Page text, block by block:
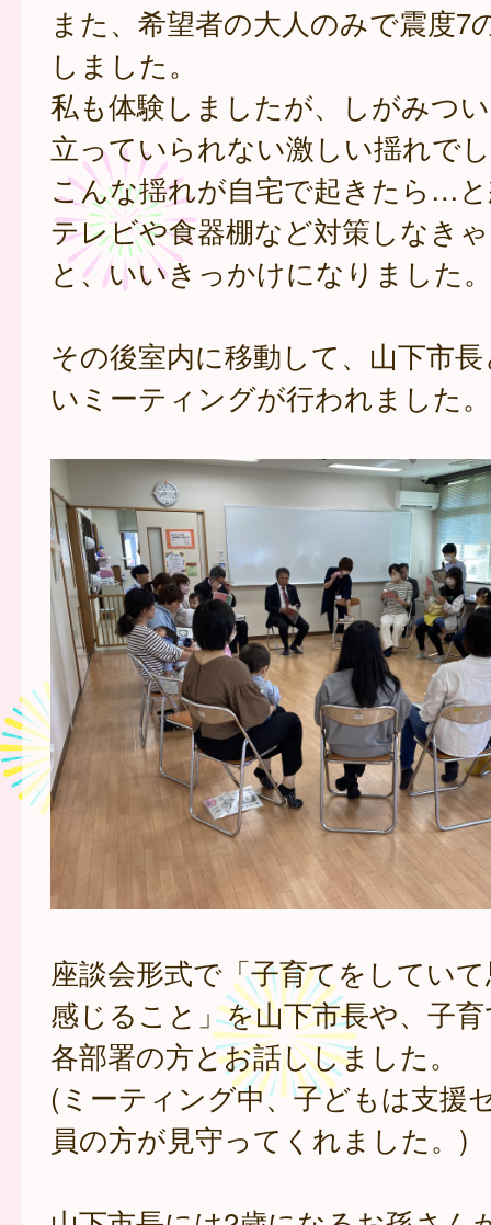
また、希望者の大人のみで震度7
しました。
私も体験しましたが、しがみつ
立っていられない激しい揺れで
こんな揺れが自宅で起きたら…
テレビや食器棚など対策しなき
と、いいきっかけになりました。
その後室内に移動して、山下市
いミーティングが行われました。
座談会形式で「子育てをしてい
感じること」を山下市長や、子
各部署の方とお話ししました。
(ミーティング中、子どもは支援
員の方が見守ってくれました。)